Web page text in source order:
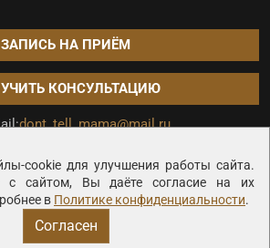
cookie для улучшения работы сайта.
с сайтом, Вы даёте согласие на их
в Политике конфиденциальности.
Согласен
ЗАПИСЬ НА ПРИЁМ
КОНСУЛЬТАЦИЮ
dont_tell_mama@mail.ru